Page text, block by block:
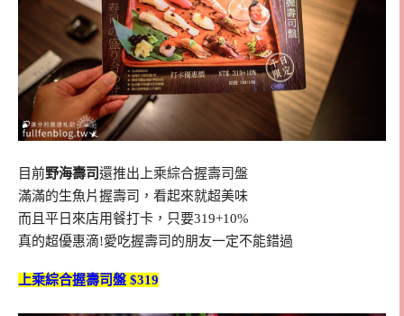
目前野海壽司 還推出上乘綜合握壽司盤
滿滿的生魚片握壽司，看起來就超美味
而且平日來店用餐打卡，只要319+10%
真的超優惠滴!愛吃握壽司的朋友一定不能錯過
上乘綜合握壽司盤 $319